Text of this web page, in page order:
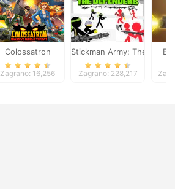
Colossatron
Zagrano: 16,256
Stickman Army: The
Zagrano: 228,217